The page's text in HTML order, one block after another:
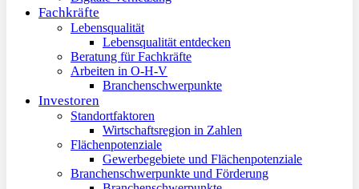
Fachkräfte
Lebensqualität
Lebensqualität entdecken
Beratung für Fachkräfte
Arbeiten in O-H-V
Branchenschwerpunkte
Investoren
Standortfaktoren
Wirtschaftsregion in Zahlen
Flächenpotenziale
Gewerbegebiete und Flächenpotenziale
Branchenschwerpunkte und Förderung